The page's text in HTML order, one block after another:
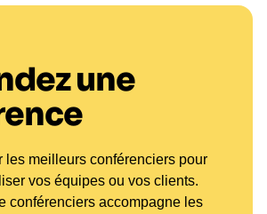
une
les meilleurs conférenciers pour
vos équipes ou vos clients.
conférenciers accompagne les